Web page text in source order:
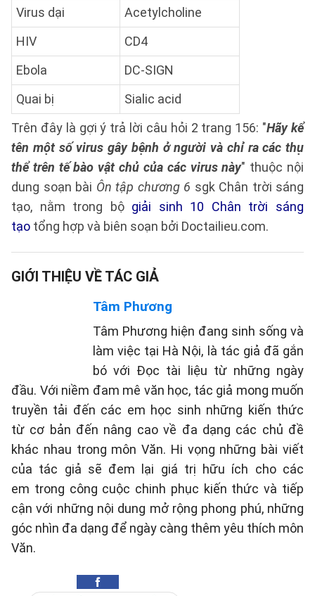
Virus dại
Acetylcholine
HIV
CD4
Ebola
DC-SIGN
Quai bị
Sialic acid
Trên đây là gợi ý trả lời câu hỏi 2 trang 156: "Hãy kể
tên một số virus gây bệnh ở người và chỉ ra các thụ
thể trên tế bào vật chủ của các virus này" thuộc nội
dung soạn bài Ôn tập chương 6 sgk Chân trời sáng
tạo, nằm trong bộ giải sinh 10 Chân trời sáng
tạo tổng hợp và biên soạn bởi Doctailieu.com.
GIỚI THIỆU VỀ TÁC GIẢ
Tâm Phương
Tâm Phương hiện đang sinh sống và
làm việc tại Hà Nội, là tác giả đã gắn
bó với Đọc tài liệu từ những ngày
đầu. Với niềm đam mê văn học, tác giả mong muốn
truyền tải đến các em học sinh những kiến thức
từ cơ bản đến nâng cao về đa dạng các chủ đề
khác nhau trong môn Văn. Hi vọng những bài viết
của tác giả sẽ đem lại giá trị hữu ích cho các
em trong công cuộc chinh phục kiến thức và tiếp
cận với những nội dung mở rộng phong phú, những
góc nhìn đa dạng để ngày càng thêm yêu thích môn
Văn.